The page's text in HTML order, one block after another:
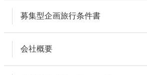
募集型企画旅行条件書
会社概要